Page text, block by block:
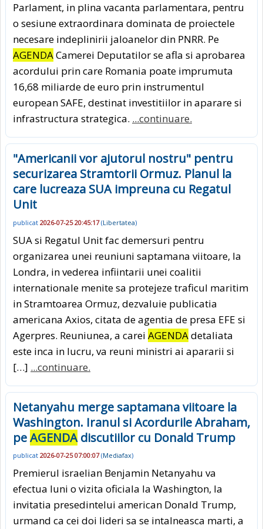
Parlament, in plina vacanta parlamentara, pentru
o sesiune extraordinara dominata de proiectele
necesare indeplinirii jaloanelor din PNRR. Pe
AGENDACamerei Deputatilor se afla si aprobarea
acordului prin care Romania poate imprumuta
16,68 miliarde de euro prin instrumentul
european SAFE, destinat investitiilor in aparare si
infrastructura strategica. ...continuare.
"Americanii vor ajutorul nostru" pentru
securizarea Stramtorii Ormuz. Planul la
care lucreaza SUA impreuna cu Regatul
Unit
publicat 2026-07-25 20:45:17(Libertatea)
SUA si Regatul Unit fac demersuri pentru
organizarea unei reuniuni saptamana viitoare, la
Londra, in vederea infiintarii unei coalitii
internationale menite sa protejeze traficul maritim
in Stramtoarea Ormuz, dezvaluie publicatia
americana Axios, citata de agentia de presa EFE si
Agerpres. Reuniunea, a carei AGENDAdetaliata
este inca in lucru, va reuni ministri ai apararii si
[…] ...continuare.
Netanyahu merge saptamana viitoare la
Washington. Iranul si Acordurile Abraham,
peAGENDAdiscutiilor cu Donald Trump
publicat 2026-07-25 07:00:07(Mediafax)
Premierul israelian Benjamin Netanyahu va
efectua luni o vizita oficiala la Washington, la
invitatia presedintelui american Donald Trump,
urmand ca cei doi lideri sa se intalneasca marti, a